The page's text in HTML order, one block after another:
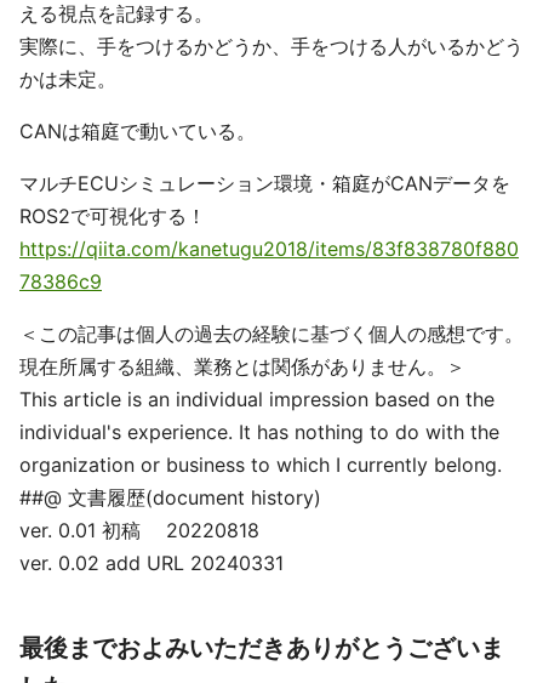
える視点を記録する。
実際に、手をつけるかどうか、手をつける人がいるかどう
かは未定。
CANは箱庭で動いている。
マルチECUシミュレーション環境・箱庭がCANデータを
ROS2で可視化する！
https://qiita.com/kanetugu2018/items/83f838780f880
78386c9
＜この記事は個人の過去の経験に基づく個人の感想です。
現在所属する組織、業務とは関係がありません。＞
This article is an individual impression based on the
individual's experience. It has nothing to do with the
organization or business to which I currently belong.
##@ 文書履歴(document history)
ver. 0.01 初稿 20220818
ver. 0.02 add URL 20240331
最後までおよみいただきありがとうございま